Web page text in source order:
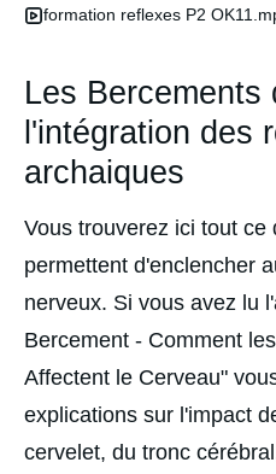
formation reflexes P2
Les Bercements
l'intégration des
archaiques
Vous trouverez ici tout ce
permettent d'enclencher
nerveux. Si vous avez lu
Bercement - Comment
Affectent le Cerveau"
explications sur l'impact
cervelet, du tronc